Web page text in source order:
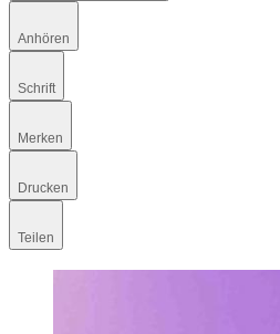
Anhören
Schrift
Merken
Drucken
Teilen